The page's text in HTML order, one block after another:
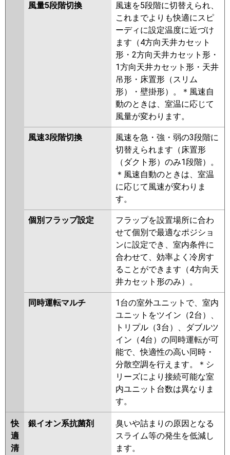
風量5段階切換
風速を5段階に切替えられ、
これまでよりも快適にスピ
ーディに設定温度に近づけ
ます（4方向天井カセット
形・2方向天井カセット形・
1方向天井カセット形・天井
吊形・床置形（スリム
形）・壁掛形）。＊風速自
動のときは、室温に応じて
風量が変わります。
風速3段階切換
風速を急・強・弱の3段階に
切替えられます（床置形
（ダクト形）のみ1段階）。
＊風速自動のときは、室温
に応じて風速が変わりま
す。
個別フラップ設定
フラップを設置場所に合わ
せて個別で最適なポジショ
ンに設定でき、室内条件に
合わせて、効率よく冷房す
ることができます（4方向天
井カセット形のみ）。
同時運転マルチ
1台の室外ユニットで、室内
ユニットをツイン（2台）、
トリプル（3台）、ダブルツ
イン（4台）の同時運転が可
能で、快適性の高い同時・
分散空調を行えます。＊シ
リーズにより接続可能な室
内ユニット台数は異なりま
す。
快
適
清
銀イオン系抗菌剤
臭いや詰まりの原因となる
スライム等の発生を低減し
ます。